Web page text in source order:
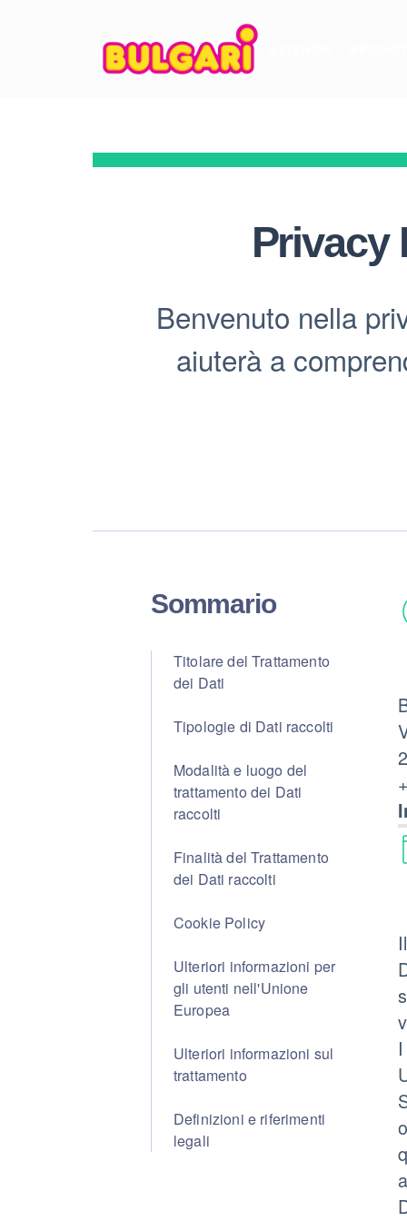
Privacy
Benvenuto nella
aiuterà a
Sommario
Titolare del Trattamento
dei Dati
Tipologie di Dati raccolti
Modalità e luogo del
trattamento dei Dati
raccolti
Finalità del Trattamento
dei Dati raccolti
Cookie Policy
Ulteriori informazioni per
gli utenti nell'Unione
Europea
Ulteriori informazioni sul
trattamento
Definizioni e riferimenti
legali